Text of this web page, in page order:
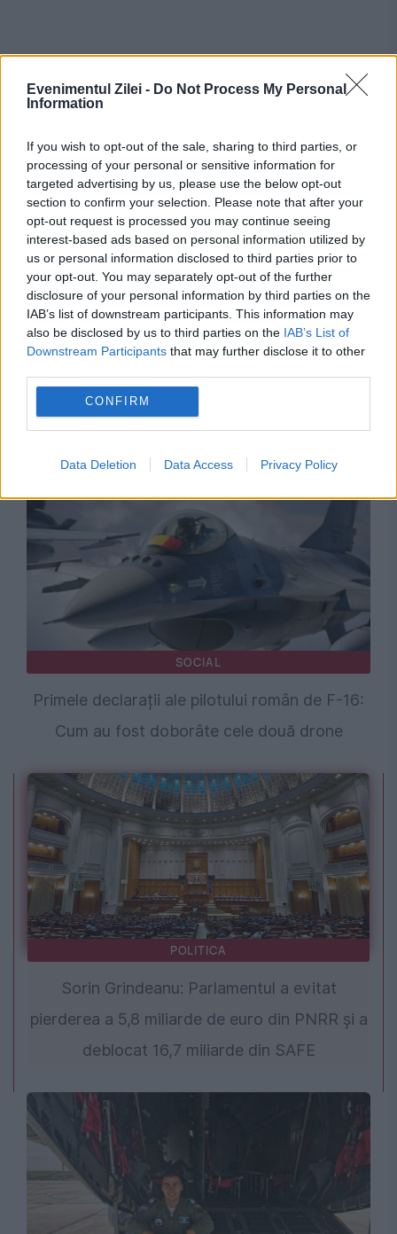
Evenimentul Zilei - Do Not Process My Personal
Information
If you wish to opt-out of the sale, sharing to third parties, or
processing of your personal or sensitive information for
targeted advertising by us, please use the below opt-out
section to confirm your selection. Please note that after your
opt-out request is processed you may continue seeing
interest-based ads based on personal information utilized by
us or personal information disclosed to third parties prior to
your opt-out. You may separately opt-out of the further
disclosure of your personal information by third parties on the
IAB’s list of downstream participants. This information may
also be disclosed by us to third parties on the IAB’s List of
Downstream Participants that may further disclose it to other
CONFIRM
Data Deletion Data Access Privacy Policy
Recomandările noastre
INTERNATIONAL
Cel mai periculos cimitir din lume ascunde
mausolee cu aer condiționat și Wi-Fi.
SOCIAL
Primele declarații ale pilotului român de F-16:
Cum au fost doborâte cele două drone
POLITICA
Sorin Grindeanu: Parlamentul a evitat
pierderea a 5,8 miliarde de euro din PNRR și a
deblocat 16,7 miliarde din SAFE